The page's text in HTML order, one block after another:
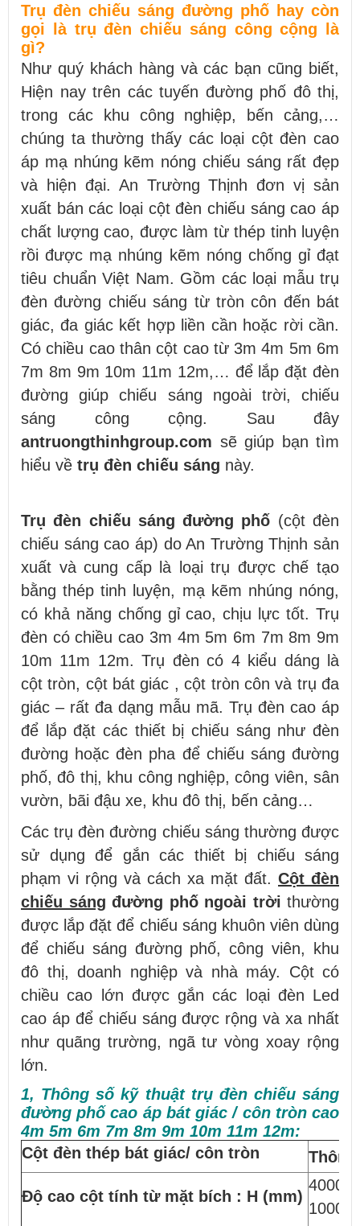
Trụ đèn chiếu sáng đường phố hay còn
gọi là trụ đèn chiếu sáng công cộng là
gì?
Như quý khách hàng và các bạn cũng biết,
Hiện nay trên các tuyến đường phố đô thị,
trong các khu công nghiệp, bến cảng,…
chúng ta thường thấy các loại cột đèn cao
áp mạ nhúng kẽm nóng chiếu sáng rất đẹp
và hiện đại. An Trường Thịnh đơn vị sản
xuất bán các loại cột đèn chiếu sáng cao áp
chất lượng cao, được làm từ thép tinh luyện
rồi được mạ nhúng kẽm nóng chống gỉ đạt
tiêu chuẩn Việt Nam. Gồm các loại mẫu trụ
đèn đường chiếu sáng từ tròn côn đến bát
giác, đa giác kết hợp liền cần hoặc rời cần.
Có chiều cao thân cột cao từ 3m 4m 5m 6m
7m 8m 9m 10m 11m 12m,… để lắp đặt đèn
đường giúp chiếu sáng ngoài trời, chiếu
sáng công cộng. Sau đây
antruongthinhgroup.com sẽ giúp bạn tìm
hiểu về trụ đèn chiếu sáng này.
Trụ đèn chiếu sáng đường phố (cột đèn
chiếu sáng cao áp) do An Trường Thịnh sản
xuất và cung cấp là loại trụ được chế tạo
bằng thép tinh luyện, mạ kẽm nhúng nóng,
có khả năng chống gỉ cao, chịu lực tốt. Trụ
đèn có chiều cao 3m 4m 5m 6m 7m 8m 9m
10m 11m 12m. Trụ đèn có 4 kiểu dáng là
cột tròn, cột bát giác , cột tròn côn và trụ đa
giác – rất đa dạng mẫu mã. Trụ đèn cao áp
để lắp đặt các thiết bị chiếu sáng như đèn
đường hoặc đèn pha để chiếu sáng đường
phố, đô thị, khu công nghiệp, công viên, sân
vườn, bãi đậu xe, khu đô thị, bến cảng…
Các trụ đèn đường chiếu sáng thường được
sử dụng để gắn các thiết bị chiếu sáng
phạm vi rộng và cách xa mặt đất. Cột đèn
chiếu sáng đường phố ngoài trời thường
được lắp đặt để chiếu sáng khuôn viên dùng
để chiếu sáng đường phố, công viên, khu
đô thị, doanh nghiệp và nhà máy. Cột có
chiều cao lớn được gắn các loại đèn Led
cao áp để chiếu sáng được rộng và xa nhất
như quãng trường, ngã tư vòng xoay rộng
lớn.
1, Thông số kỹ thuật trụ đèn chiếu sáng
đường phố cao áp bát giác / côn tròn cao
4m 5m 6m 7m 8m 9m 10m 11m 12m:
Cột đèn thép bát giác/ côn tròn
Độ cao cột tính từ mặt bích : H (mm)
4000,